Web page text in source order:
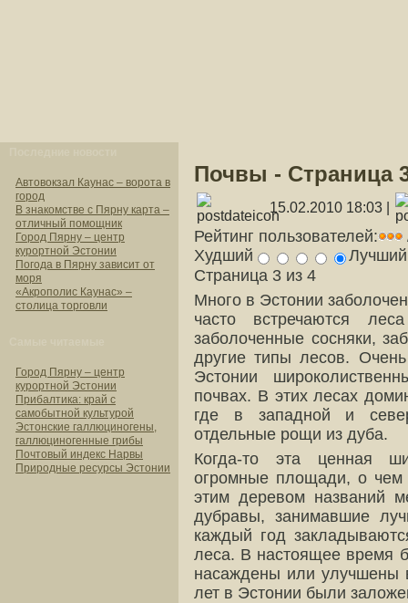
Автовокзал Каунас – ворота в
город
В знакомстве с Пярну карта –
отличный помощник
Город Пярну – центр
курортной Эстонии
Погода в Пярну зависит от
моря
«Акрополис Каунас» –
столица торговли
Город Пярну – центр
курортной Эстонии
Прибалтика: край с
самобытной культурой
Эстонские галлюциногены,
галлюциногенные грибы
Почтовый индекс Нарвы
Природные ресурсы Эстонии
Почвы - Страница
15.02.2010 18:03 |
Рейтинг пользователей:
Худший
Страница 3 из 4
Много в Эстонии
часто встречаются
заболоченные сосняки,
другие типы лесов.
Эстонии
почвах. В этих лесах
где в западной и
отдельные рощи из дуба.
Когда-то эта ценная
огромные площади, о чем
этим деревом названий
дубравы, занимавшие
каждый год
леса. В настоящее время
насаждены или улучшены
лет в Эстонии были